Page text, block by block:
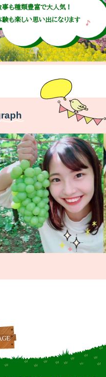
事も種類豊富で大人気！
験も楽しい思い出になります